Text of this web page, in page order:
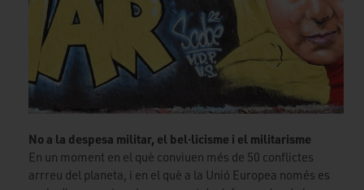
No a la despesa militar, el bel·licisme i el militarisme
En un moment en el què conviuen més de 50 conflictes
arrreu del planeta, i en el què a la Unió Europea només es